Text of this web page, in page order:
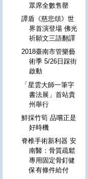
眾席全數售罄
譚盾《慈悲頌》世
界首演登場 佛光
祈願文三語翻譯
2018臺南市管樂藝
術季 5/26日踩街
啟動
「星雲大師一筆字
書法展」首站貴
州舉行
鮮採竹筍 品嚐正是
好時機
脊椎手術新利器 安
南醫：骨質疏鬆
專用固定骨釘健
保有條件給付